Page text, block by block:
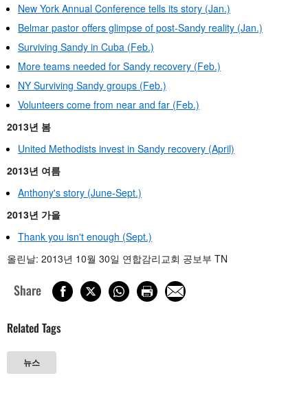
New York Annual Conference tells its story (Jan.)
Belmar pastor offers glimpse of post-Sandy reality (Jan.)
Surviving Sandy in Cuba (Feb.)
More teams needed for Sandy recovery (Feb.)
NY Surviving Sandy groups (Feb.)
Volunteers come from near and far (Feb.)
2013년 봄
United Methodists invest in Sandy recovery (April)
2013년 여름
Anthony's story (June-Sept.)
2013년 가을
Thank you isn't enough (Sept.)
올린날: 2013년 10월 30일 연합감리교회 공보부 TN
Share
Related Tags
뉴스